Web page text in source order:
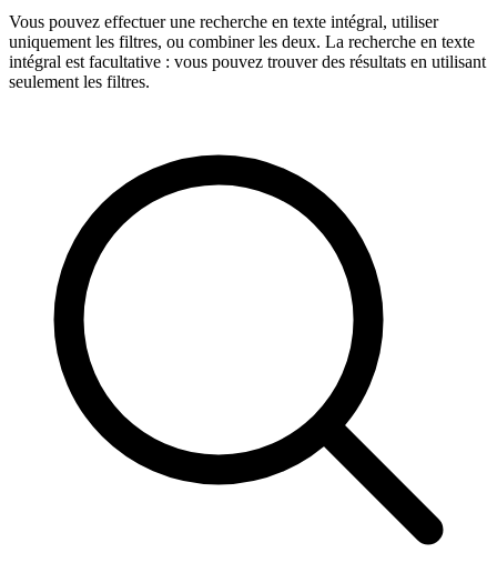
Vous pouvez effectuer une recherche en texte intégral, utiliser
uniquement les filtres, ou combiner les deux. La recherche en texte
intégral est facultative : vous pouvez trouver des résultats en utilisant
seulement les filtres.